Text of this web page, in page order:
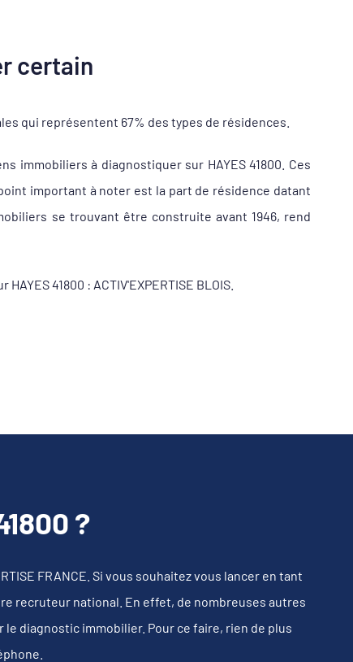
certain
qui représentent 67% des types de résidences.
immobiliers à diagnostiquer sur HAYES 41800. Ces
important à noter est la part de résidence datant
se trouvant être construite avant 1946, rend
41800 : ACTIV'EXPERTISE BLOIS.
?
FRANCE. Si vous souhaitez vous lancer en tant
recruteur national. En effet, de nombreuses autres
diagnostic immobilier. Pour ce faire, rien de plus